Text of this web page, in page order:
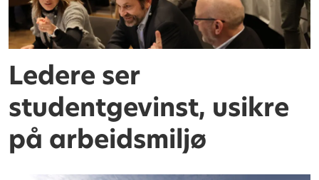
Ledere ser
studentgevinst, usikre
på arbeidsmiljø